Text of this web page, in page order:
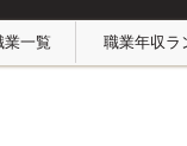
業一覧 職業年収ラ